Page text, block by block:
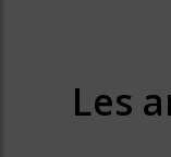
Les